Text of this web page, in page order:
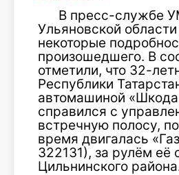
В пресс-службе
Ульяновской
некоторые
произошедшего. В
отметили, что 32-
Республики
автомашиной «Шкода
справился с
встречную полосу,
время двигалась
322131), за рулём её
Цильнинского